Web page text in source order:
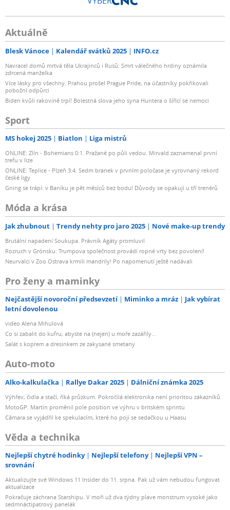
Aktuálně
Blesk Vánoce Kalendář svátků 2025 INFO.cz
Navracel domů mrtvá těla Ukrajinců i Rusů: Smrt válečného hrdiny oznámila
zdrcená manželka
Více lásky pro všechny. Prahou prošel Prague Pride, na účastníky pokřikovali
pobožní odpůrci
Biden kvůli rakovině trpí! Bolestná slova jeho syna Huntera o šířící se nemoci
Sport
MS hokej 2025 Biatlon Liga mistrů
ONLINE: Zlín - Bohemians 0:1. Pražané po půli vedou. Mirvald zaznamenal první
trefu v lize
ONLINE: Teplice - Plzeň 3:4. Sedm branek v prvním poločase je vyrovnaný rekord
české ligy
Gning se trápí: v Baníku je pět měsíců bez bodu! Důvody se opakují u tří trenérů
Móda a krása
Jak zhubnout Trendy nehty pro jaro 2025 Nové make-up trendy
Brutální napadení Soukupa. Právník Agáty promluvil
Rozruch v Grónsku: Trumpova společnost provádí ropné vrty bez povolení!
Neurvalci v Zoo Ostrava krmili mandrily! Po napomenutí ještě nadávali
Pro ženy a maminky
Nejčastější novoroční předsevzetí Miminko a mráz
Jak vybírat
letní dovolenou
video Alena Mihulová
Co si zabalit do kufru, abyste na (nejen) u moře zazářily...
Salát s koprem a dresinkem ze zakysané smetany
Auto-moto
Alko-kalkulačka Rallye Dakar 2025 Dálniční známka 2025
Výhřev, čidla a stačí, říká průzkum. Pokročilá elektronika není prioritou zákazníků
MotoGP: Martin proměnil pole position ve výhru v britském sprintu
Câmara se vyjádřil ke spekulacím, které ho pojí se sedačkou u Haasu
Věda a technika
Nejlepší chytré hodinky Nejlepší telefony
Nejlepší VPN –
srovnání
Aktualizujte své Windows 11 Insider do 11. srpna. Pak už vám nebudou fungovat
aktualizace
Pokračuje záchrana Starshipu. V moři už dva týdny plave monstrum vysoké jako
sedmnáctipatrový panelák